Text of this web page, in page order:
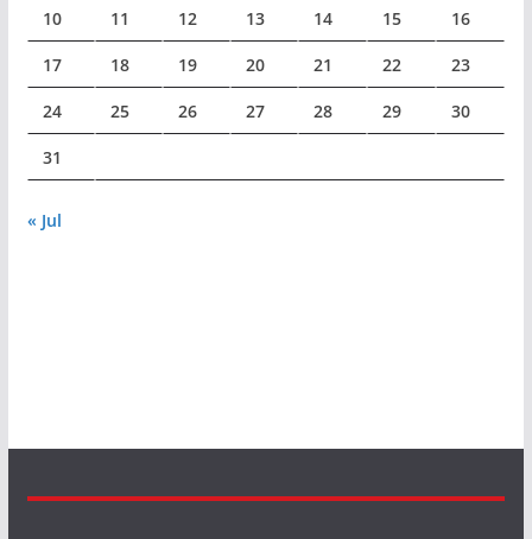
10 11 12 13 14 15 16
17 18 19 20 21 22 23
24 25 26 27 28 29 30
31
« Jul